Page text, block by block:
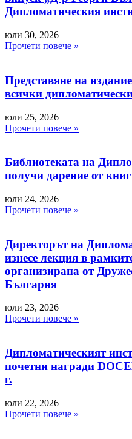
Дипломатическия
юли 30, 2026
Прочети повече »
Представяне на
всички
юли 25, 2026
Прочети повече »
Библиотеката на
получи дарение от
юли 24, 2026
Прочети повече »
Директорът на
изнесе лекция в
организирана от
България
юли 23, 2026
Прочети повече »
Дипломатическият
почетни награди
г.
юли 22, 2026
Прочети повече »